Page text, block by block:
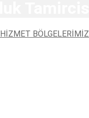
HİZMET BÖLGELERİMİZ